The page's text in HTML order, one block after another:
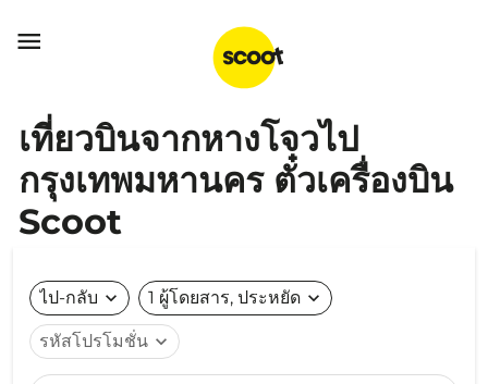

เที่ยวบินจากหางโจวไป
กรุงเทพมหานคร ตั๋วเครื่องบิน
Scoot
ไป-กลับ expand_more 1 ผู้โดยสาร, ประหยัด expand_more
รหัสโปรโมชั่น expand_more